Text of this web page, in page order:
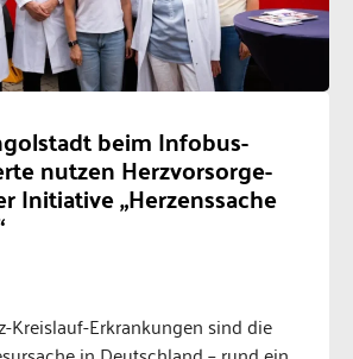
beim Infobus-
nutzen Herzvorsorge-
Initiative „Herzenssache
Kreislauf-Erkrankungen sind die